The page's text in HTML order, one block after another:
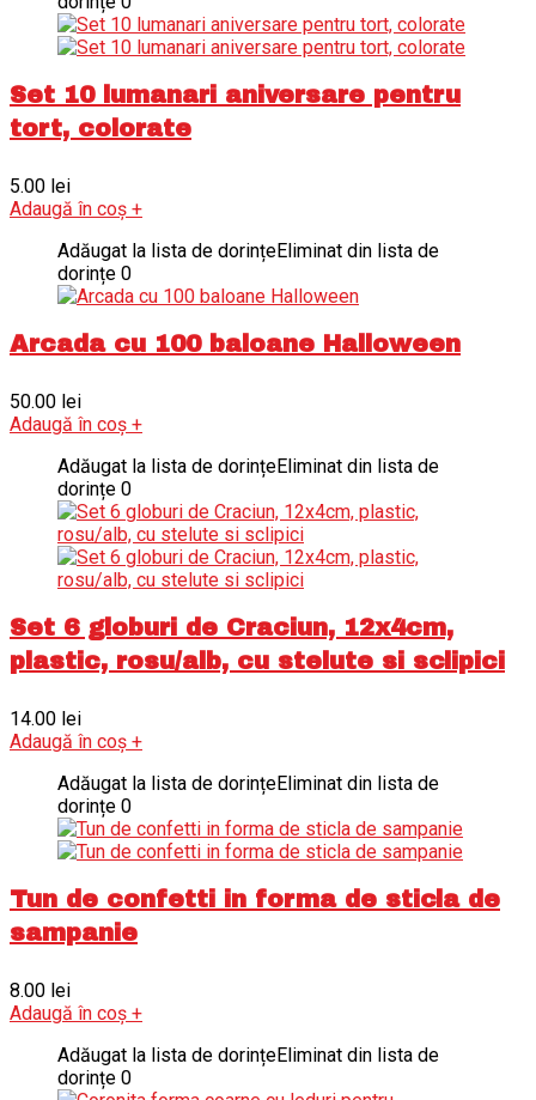
Set 10 lumanari aniversare pentru
tort, colorate
5.00 lei
Adaugă în coș +
Adăugat la lista de dorințeEliminat din lista de
dorințe 0
Arcada cu 100 baloane Halloween
50.00 lei
Adaugă în coș +
Adăugat la lista de dorințeEliminat din lista de
dorințe 0
Set 6 globuri de Craciun, 12x4cm,
plastic, rosu/alb, cu stelute si sclipici
14.00 lei
Adaugă în coș +
Adăugat la lista de dorințeEliminat din lista de
dorințe 0
Tun de confetti in forma de sticla de
sampanie
8.00 lei
Adaugă în coș +
Adăugat la lista de dorințeEliminat din lista de
dorințe 0